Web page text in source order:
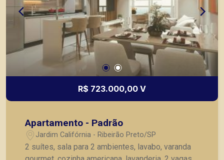
R$ 723.000,00 V
Apartamento - Padrão
Jardim Califórnia - Ribeirão Preto/SP
2 suítes, sala para 2 ambientes, lavabo, varanda